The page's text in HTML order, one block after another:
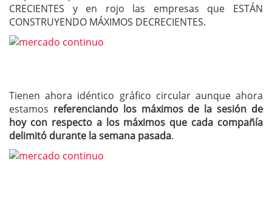
CRECIENTES y en rojo las empresas que ESTÁN
CONSTRUYENDO MÁXIMOS DECRECIENTES.
Tienen ahora idéntico gráfico circular aunque ahora
estamos referenciando los máximos de la sesión de
hoy con respecto a los máximos que cada compañía
delimitó durante la semana pasada.